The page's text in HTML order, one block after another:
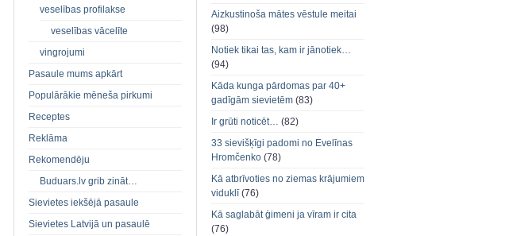
veselības profilakse
veselības vācelīte
vingrojumi
Pasaule mums apkārt
Populārākie mēneša pirkumi
Receptes
Reklāma
Rekomendēju
Buduars.lv grib zināt…
Sievietes iekšējā pasaule
Sievietes Latvijā un pasaulē
Aizkustinoša mātes vēstule meitai
(98)
Notiek tikai tas, kam ir jānotiek…
(94)
Kāda kunga pārdomas par 40+
gadīgām sievietēm (83)
Ir grūti noticēt… (82)
33 sievišķīgi padomi no Evelīnas
Hromčenko (78)
Kā atbrīvoties no ziemas krājumiem
viduklī(76)
Kā saglabāt ģimeni ja vīram ir cita
(76)